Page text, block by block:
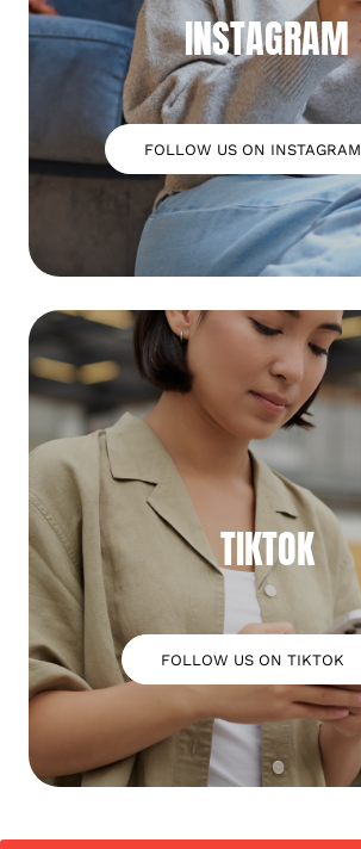
INSTAGRAM
FOLLOW US ON INSTAGRAM
TIKTOK
FOLLOW US ON TIKTOK